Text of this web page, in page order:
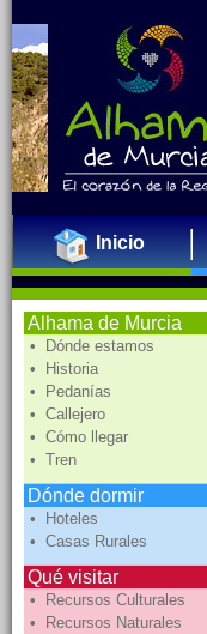
Inicio
Alhama de Murcia
• Dónde estamos
• Historia
• Pedanías
• Callejero
• Cómo llegar
• Tren
Dónde dormir
• Hoteles
• Casas Rurales
Qué visitar
• Recursos Culturales
• Recursos Naturales